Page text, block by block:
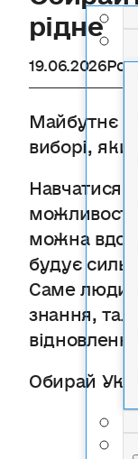
рідне
19.06.2026
Майбутнє
виборі,
Навчатися,
можливості
можна
будує
Саме люди
знання,
Обирай